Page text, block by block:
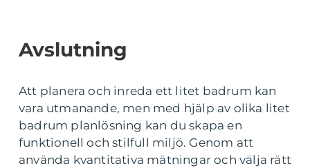
Avslutning
Att planera och inreda ett litet badrum kan
vara utmanande, men med hjälp av olika litet
badrum planlösning kan du skapa en
funktionell och stilfull miljö. Genom att
använda kvantitativa mätningar och välja rätt